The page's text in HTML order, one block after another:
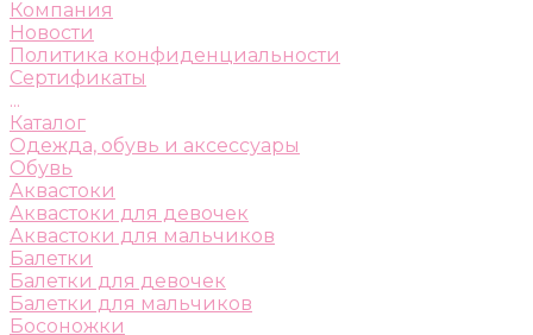
Компания
Новости
Политика конфиденциальности
Сертификаты
...
Каталог
Одежда, обувь и аксессуары
Обувь
Аквастоки
Аквастоки для девочек
Аквастоки для мальчиков
Балетки
Балетки для девочек
Балетки для мальчиков
Босоножки